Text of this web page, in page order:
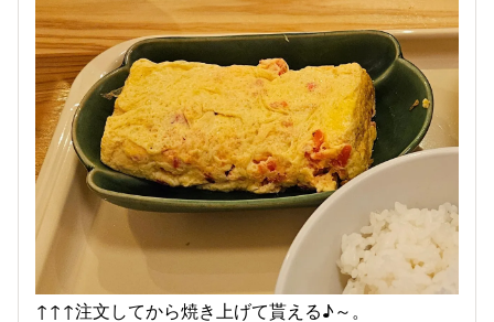
↑↑↑注文してから焼き上げて貰える♪︎～。